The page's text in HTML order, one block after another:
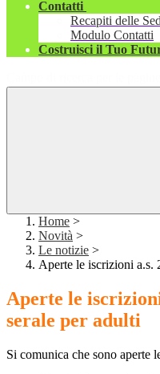
Contatti
Recapiti delle
Modulo Contatti
Costruisci il Tuo
Home >
Novità >
Le notizie >
Aperte le iscrizioni a.s.
Aperte le
serale per adulti
Si comunica che sono aperte